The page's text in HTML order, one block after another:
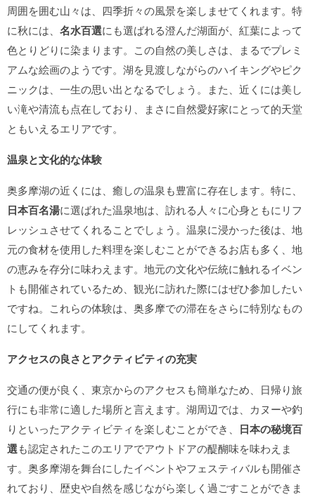
周囲を囲む山々は、四季折々の風景を楽しませてくれます。特
に秋には、 名水百選にも選ばれる澄んだ湖面が、紅葉によって
色とりどりに染まります。この自然の美しさは、まるでプレミ
アムな絵画のようです。湖を見渡しながらのハイキングやピク
ニックは、一生の思い出となるでしょう。また、近くには美し
い滝や清流も点在しており、まさに自然愛好家にとって的天堂
ともいえるエリアです。
温泉と文化的な体験
奥多摩湖の近くには、癒しの温泉も豊富に存在します。特に、
日本百名湯に選ばれた温泉地は、訪れる人々に心身ともにリフ
レッシュさせてくれることでしょう。温泉に浸かった後は、地
元の食材を使用した料理を楽しむことができるお店も多く、地
の恵みを存分に味わえます。地元の文化や伝統に触れるイベン
トも開催されているため、観光に訪れた際にはぜひ参加したい
ですね。これらの体験は、奥多摩での滞在をさらに特別なもの
にしてくれます。
アクセスの良さとアクティビティの充実
交通の便が良く、東京からのアクセスも簡単なため、日帰り旅
行にも非常に適した場所と言えます。湖周辺では、カヌーや釣
りといったアクティビティを楽しむことができ、 日本の秘境百
選も認定されたこのエリアでアウトドアの醍醐味を味わえま
す。奥多摩湖を舞台にしたイベントやフェスティバルも開催さ
れており、歴史や自然を感じながら楽しく過ごすことができま